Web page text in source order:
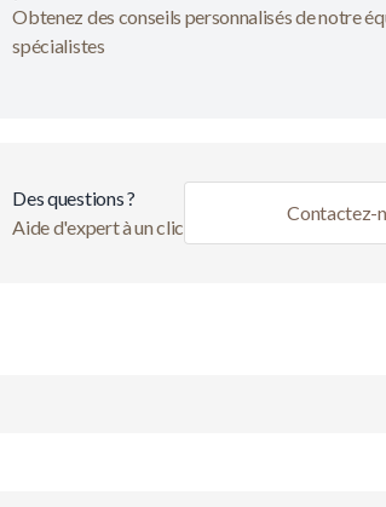
Obtenez des conseils personnalisés de notre
spécialistes
Des questions ?
Aide d'expert à un clic
Contactez-